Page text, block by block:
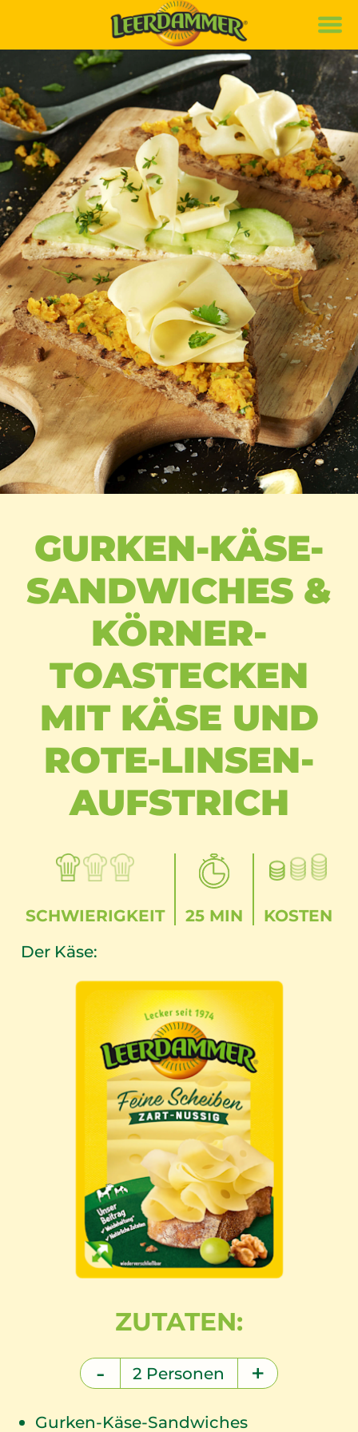
Marke
Rezepte
Produkte
News
Nachhaltigkeit
Karriere
GURKEN-KÄSE-
SANDWICHES &
KÖRNER-
TOASTECKEN
MIT KÄSE UND
ROTE-LINSEN-
AUFSTRICH
SCHWIERIGKEIT 25 MIN
KOSTEN
Der Käse:
ZUTATEN:
- 2 Personen +
Gurken-Käse-Sandwiches